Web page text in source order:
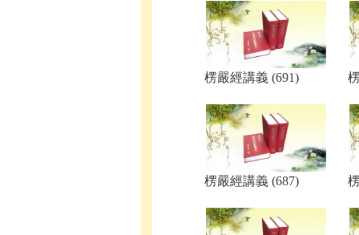
楞嚴經講義 (691)
楞嚴經講義 (687)